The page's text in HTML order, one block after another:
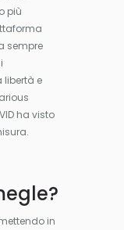
più
sempre
libertà e
ha visto
in